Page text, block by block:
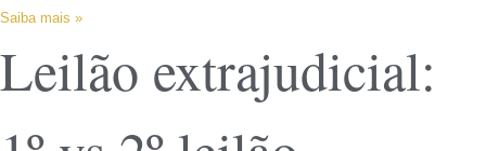
Saiba mais »
Leilão extrajudicial: